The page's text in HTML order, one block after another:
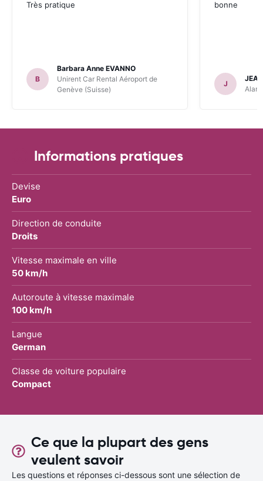
Très pratique
B
Barbara Anne EVANNO
Unirent Car Rental Aéroport de
Genève (Suisse)
bonne
J
Informations pratiques
Devise
Euro
Direction de conduite
Droits
Vitesse maximale en ville
50 km/h
Autoroute à vitesse maximale
100 km/h
Langue
German
Classe de voiture populaire
Compact
Ce que la plupart des gens
veulent savoir
Les questions et réponses ci-dessous sont une sélection de